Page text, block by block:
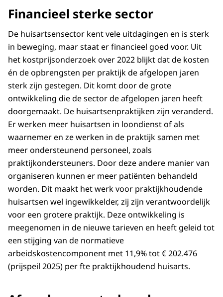
Financieel sterke sector
De huisartsensector kent vele uitdagingen en is sterk
in beweging, maar staat er financieel goed voor. Uit
het kostprijsonderzoek over 2022 blijkt dat de kosten
én de opbrengsten per praktijk de afgelopen jaren
sterk zijn gestegen. Dit komt door de grote
ontwikkeling die de sector de afgelopen jaren heeft
doorgemaakt. De huisartsenpraktijken zijn veranderd.
Er werken meer huisartsen in loondienst of als
waarnemer en ze werken in de praktijk samen met
meer ondersteunend personeel, zoals
praktijkondersteuners. Door deze andere manier van
organiseren kunnen er meer patiënten behandeld
worden. Dit maakt het werk voor praktijkhoudende
huisartsen wel ingewikkelder, zij zijn verantwoordelijk
voor een grotere praktijk. Deze ontwikkeling is
meegenomen in de nieuwe tarieven en heeft geleid tot
een stijging van de normatieve
arbeidskostencomponent met 11,9% tot € 202.476
(prijspeil 2025) per fte praktijkhoudend huisarts.